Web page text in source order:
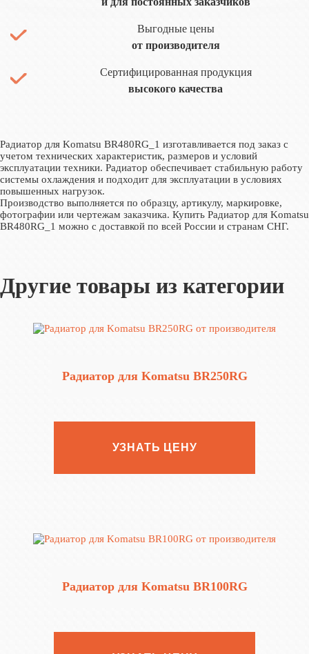
Выгодные цены
от производителя
Сертифицированная продукция
высокого качества
Радиатор для Komatsu BR480RG_1 изготавливается под заказ с
учетом технических характеристик, размеров и условий
эксплуатации техники. Радиатор обеспечивает стабильную работу
системы охлаждения и подходит для эксплуатации в условиях
повышенных нагрузок.
Производство выполняется по образцу, артикулу, маркировке,
фотографии или чертежам заказчика. Купить Радиатор для Komatsu
BR480RG_1 можно с доставкой по всей России и странам СНГ.
Другие товары из категории
Радиатор для Komatsu BR250RG
УЗНАТЬ ЦЕНУ
Радиатор для Komatsu BR100RG